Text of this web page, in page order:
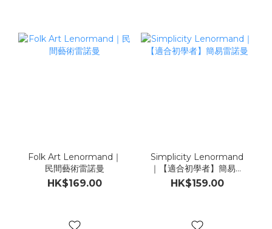
Folk Art Lenormand｜
民間藝術雷諾曼
HK$169.00
Simplicity Lenormand
｜【適合初學者】簡易雷
諾曼
HK$159.00